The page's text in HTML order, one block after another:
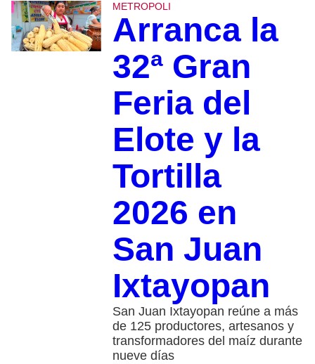
METROPOLI
Arranca la
32ª Gran
Feria del
Elote y la
Tortilla
2026 en
San Juan
Ixtayopan
San Juan Ixtayopan reúne a más
de 125 productores, artesanos y
transformadores del maíz durante
nueve días